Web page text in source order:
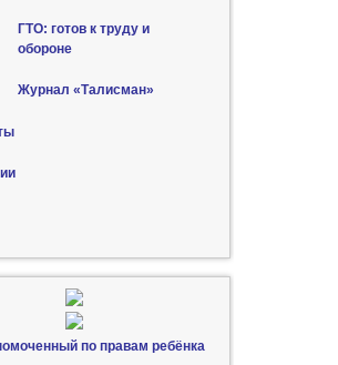
ГТО: готов к труду и
обороне
Журнал «Талисман»